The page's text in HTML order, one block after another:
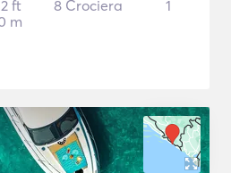
ft
m
8 Crociera 1